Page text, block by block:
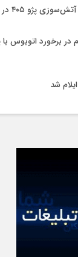
شد
اتوبوس در پایانه
۴ زائر اربعین جان باختند
مرگبار
از ایلام به تهران